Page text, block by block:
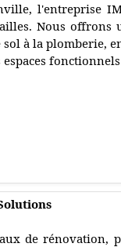
l'entreprise
Nous offrons
sol à la plomberie,
espaces
de rénovation,